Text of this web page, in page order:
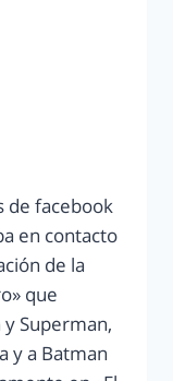
de facebook
en contacto
de la
que
Superman,
y a Batman